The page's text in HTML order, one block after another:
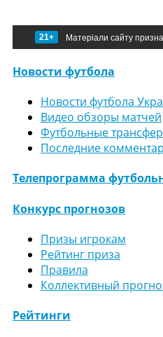
21+ Матеріали сайту
Новости футбола
Новости футбола
Видео обзоры матчей
Футбольные
Последние
Телепрограмма
Конкурс прогнозов
Призы игрокам
Рейтинг приза
Правила
Коллективный
Рейтинги